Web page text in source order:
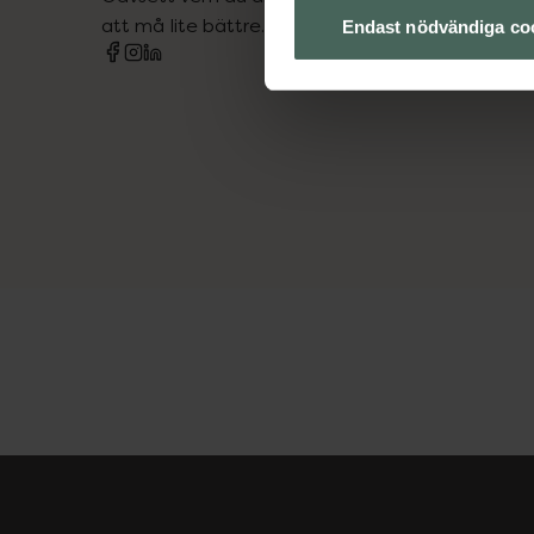
Endast nödvändiga
att må lite bättre. Välkommen att prata med